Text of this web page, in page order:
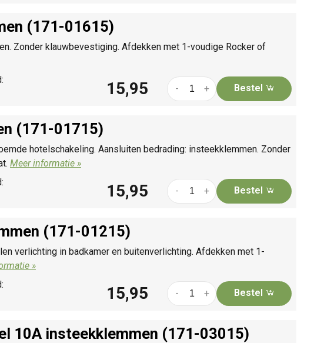
(171-01615)
Zonder klauwbevestiging. Afdekken met 1-voudige Rocker of
15,95 +
- Bestel
(171-01715)
hotelschakeling. Aansluiten bedrading: insteekklemmen. Zonder
Meer informatie »
15,95 +
- Bestel
(171-01215)
verlichting in badkamer en buitenverlichting. Afdekken met 1-
»
15,95 +
- Bestel
10A insteekklemmen (171-03015)